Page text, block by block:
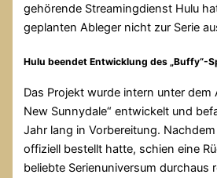
gehörende Streamingdienst Hulu
geplanten Ableger nicht zur Serie
Hulu beendet Entwicklung des „Buffy“-
Das Projekt wurde intern unter dem
New Sunnydale“ entwickelt und
Jahr lang in Vorbereitung.
offiziell bestellt hatte, schien eine
beliebte Serienuniversum durchaus